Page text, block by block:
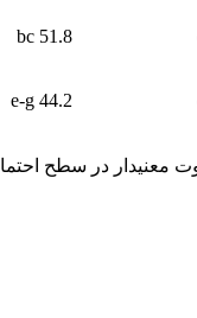
51.8 bc
44.2 e-g
معنی­دار در سطح